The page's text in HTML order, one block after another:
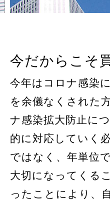
今だからこそ
今年はコロナ感染
を余儀なくされた
ナ感染拡大防止に
的に対応していく
ではなく、年単位
大切になってくる
ったことにより、